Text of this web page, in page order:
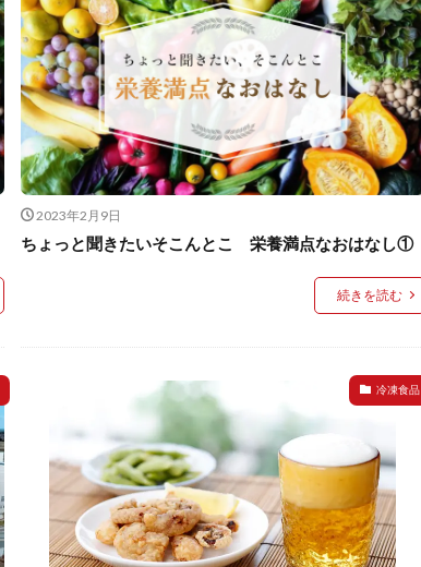
2023年2月9日
ちょっと聞きたいそこんとこ 栄養満点なおはなし①
続きを読む
冷凍食品